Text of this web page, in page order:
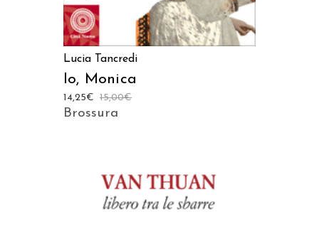
Lucia Tancredi
Io, Monica
15,00€
14,25€
Brossura